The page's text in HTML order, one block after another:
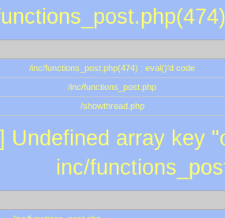
/inc/functions_post.php(474) : eval()'d code
/inc/functions_post.php
/showthread.php
Undefined array key
inc/